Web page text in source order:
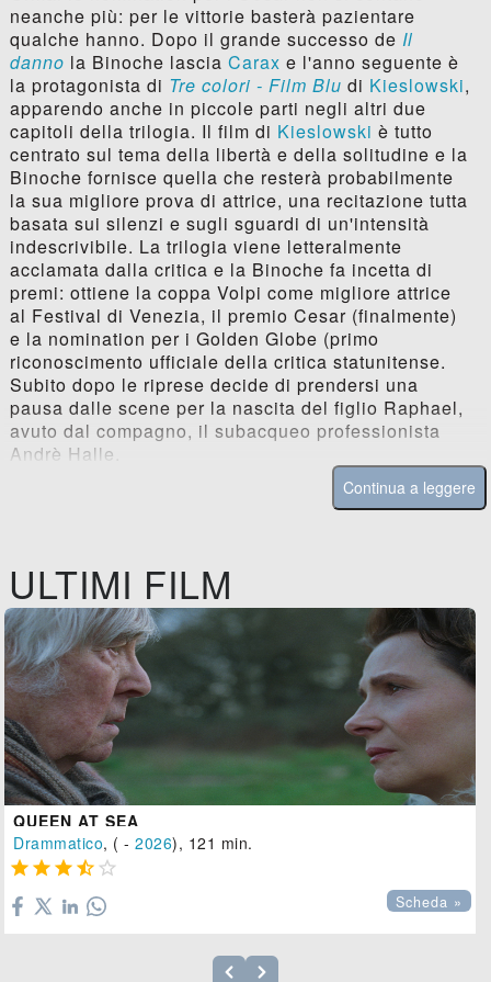
neanche più: per le vittorie basterà pazientare
qualche hanno. Dopo il grande successo de Il
danno la Binoche lascia Carax e l'anno seguente è
la protagonista di Tre colori - Film Blu di Kieslowski,
apparendo anche in piccole parti negli altri due
capitoli della trilogia. Il film di Kieslowski è tutto
centrato sul tema della libertà e della solitudine e la
Binoche fornisce quella che resterà probabilmente
la sua migliore prova di attrice, una recitazione tutta
basata sui silenzi e sugli sguardi di un'intensità
indescrivibile. La trilogia viene letteralmente
acclamata dalla critica e la Binoche fa incetta di
premi: ottiene la coppa Volpi come migliore attrice
al Festival di Venezia, il premio Cesar (finalmente)
e la nomination per i Golden Globe (primo
riconoscimento ufficiale della critica statunitense.
Subito dopo le riprese decide di prendersi una
pausa dalle scene per la nascita del figlio Raphael,
avuto dal compagno, il subacqueo professionista
Andrè Halle.
Continua a leggere
ULTIMI FILM
QUEEN AT SEA
Drammatico, ( -2026), 121 min.
    
Scheda »